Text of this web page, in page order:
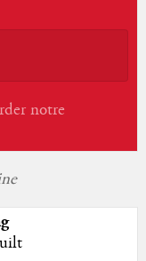
notre